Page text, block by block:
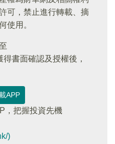
可，禁止進行轉載、摘
使用。
得書面確認及授權後，
APP
，把握投資先機
)